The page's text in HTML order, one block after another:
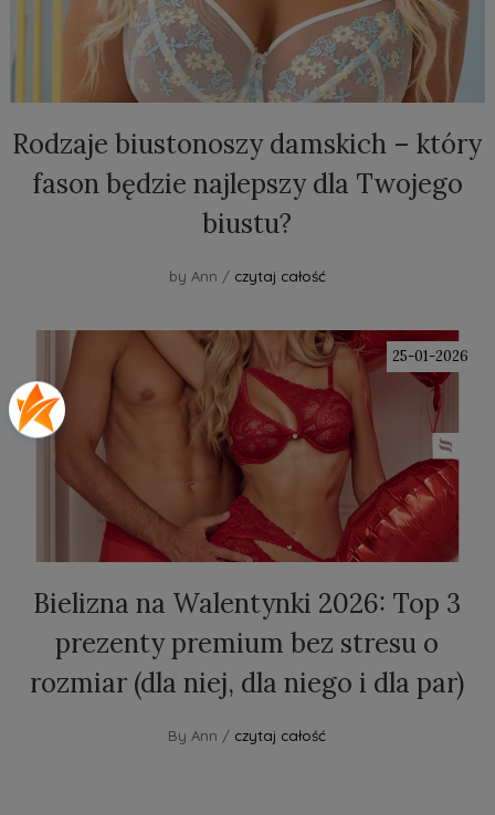
Rodzaje biustonoszy damskich – który
fason będzie najlepszy dla Twojego
biustu?
by Ann / czytaj całość
25-01-2026
Bielizna na Walentynki 2026: Top 3
prezenty premium bez stresu o
rozmiar (dla niej, dla niego i dla par)
By Ann / czytaj całość